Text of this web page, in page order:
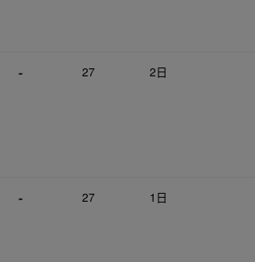
- 27 2日
- 27 1日